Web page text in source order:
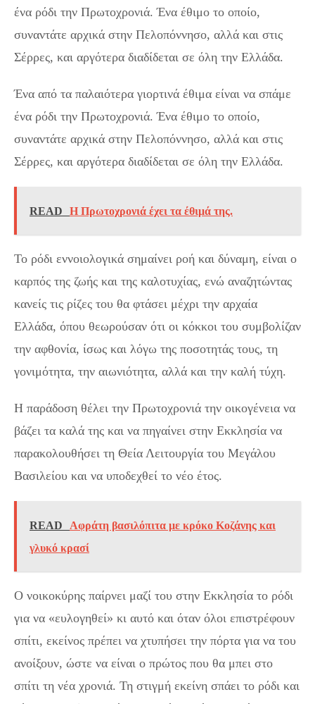
ένα ρόδι την Πρωτοχρονιά. Ένα έθιμο το οποίο,
συναντάτε αρχικά στην Πελοπόννησο, αλλά και στις
Σέρρες, και αργότερα διαδίδεται σε όλη την Ελλάδα.
Ένα από τα παλαιότερα γιορτινά έθιμα είναι να σπάμε
ένα ρόδι την Πρωτοχρονιά. Ένα έθιμο το οποίο,
συναντάτε αρχικά στην Πελοπόννησο, αλλά και στις
Σέρρες, και αργότερα διαδίδεται σε όλη την Ελλάδα.
READ Η Πρωτοχρονιά έχει τα έθιμά της.
Το ρόδι εννοιολογικά σημαίνει ροή και δύναμη, είναι ο
καρπός της ζωής και της καλοτυχίας, ενώ αναζητώντας
κανείς τις ρίζες του θα φτάσει μέχρι την αρχαία
Ελλάδα, όπου θεωρούσαν ότι οι κόκκοι του συμβολίζαν
την αφθονία, ίσως και λόγω της ποσοτητάς τους, τη
γονιμότητα, την αιωνιότητα, αλλά και την καλή τύχη.
Η παράδοση θέλει την Πρωτοχρονιά την οικογένεια να
βάζει τα καλά της και να πηγαίνει στην Εκκλησία να
παρακολουθήσει τη Θεία Λειτουργία του Μεγάλου
Βασιλείου και να υποδεχθεί το νέο έτος.
READ
Aφράτη βασιλόπιτα με κρόκο Κοζάνης και
γλυκό κρασί
Ο νοικοκύρης παίρνει μαζί του στην Εκκλησία το ρόδι
για να «ευλογηθεί» κι αυτό και όταν όλοι επιστρέφουν
σπίτι, εκείνος πρέπει να χτυπήσει την πόρτα για να του
ανοίξουν, ώστε να είναι ο πρώτος που θα μπει στο
σπίτι τη νέα χρονιά. Τη στιγμή εκείνη σπάει το ρόδι και